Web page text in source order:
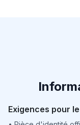
Exigences pour